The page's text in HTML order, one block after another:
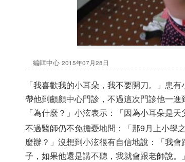
編輯中心 2015年07月28日
「我喜歡我的小耳朵，我不要開刀。」患
帶他到顱顏中心門診，不過這次門診他一
「為什麼？」小泫表示：「因為小耳朵是
不過醫師仍不免擔憂地問：「那9月上小學
麼辦？」沒想到小泫很有自信地說：「我
子，如果他還是講不聽，我就會跟老師說